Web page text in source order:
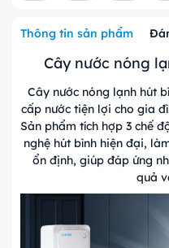
Thông tin sản phẩm
Cây nước nóng
Cây nước nóng lạnh hút
cấp nước tiện lợi cho gia
Sản phẩm tích hợp 3 chế
nghệ hút bình hiện đại,
ổn định, giúp đáp ứng
quả